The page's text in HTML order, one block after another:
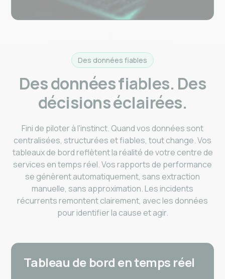
Des données fiables
Des données fiables. Des
décisions éclairées.
Fini de piloter à l'instinct. Quand vos données sont
centralisées, structurées et fiables, tout change. Vos
tableaux de bord reflètent la réalité de votre centre de
services en temps réel. Vos rapports de performance
se génèrent automatiquement, sans extraction
manuelle, sans approximation. Les incidents
récurrents remontent clairement, avec les données
pour identifier la cause et agir.
Tableau de bord en temps réel